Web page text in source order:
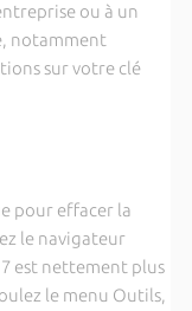
ou à un
notamment
sur votre clé
pour effacer la
le navigateur
est nettement plus
le menu Outils,